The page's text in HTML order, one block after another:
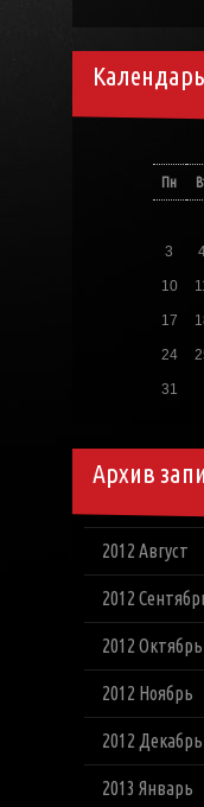
Календарь
Пн
3
10
17
24
31
Архив
2012 Август
2012
2012 Октябрь
2012 Ноябрь
2012 Декабрь
2013 Январь